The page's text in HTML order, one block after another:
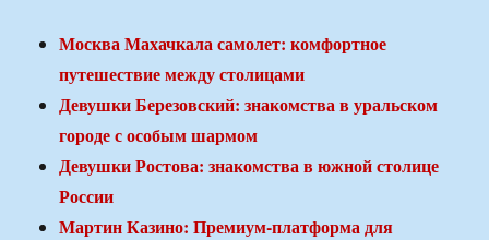
Москва Махачкала самолет: комфортное
путешествие между столицами
Девушки Березовский: знакомства в уральском
городе с особым шармом
Девушки Ростова: знакомства в южной столице
России
Мартин Казино: Премиум-платформа для